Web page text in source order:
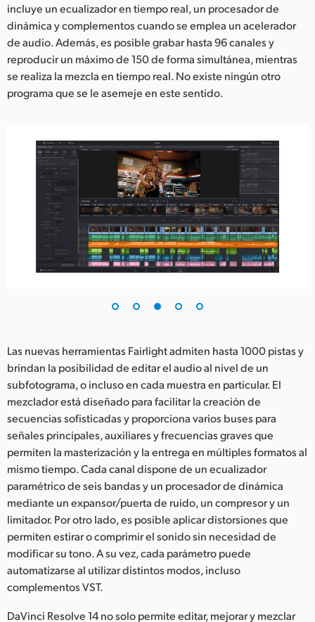
incluye un ecualizador en tiempo real, un procesador de
dinámica y complementos cuando se emplea un acelerador
de audio. Además, es posible grabar hasta 96 canales y
reproducir un máximo de 150 de forma simultánea, mientras
se realiza la mezcla en tiempo real. No existe ningún otro
programa que se le asemeje en este sentido.
Las nuevas herramientas Fairlight admiten hasta 1000 pistas y
brindan la posibilidad de editar el audio al nivel de un
subfotograma, o incluso en cada muestra en particular. El
mezclador está diseñado para facilitar la creación de
secuencias sofisticadas y proporciona varios buses para
señales principales, auxiliares y frecuencias graves que
permiten la masterización y la entrega en múltiples formatos al
mismo tiempo. Cada canal dispone de un ecualizador
paramétrico de seis bandas y un procesador de dinámica
mediante un expansor/puerta de ruido, un compresor y un
limitador. Por otro lado, es posible aplicar distorsiones que
permiten estirar o comprimir el sonido sin necesidad de
modificar su tono. A su vez, cada parámetro puede
automatizarse al utilizar distintos modos, incluso
complementos VST.
DaVinci Resolve 14 no solo permite editar, mejorar y mezclar